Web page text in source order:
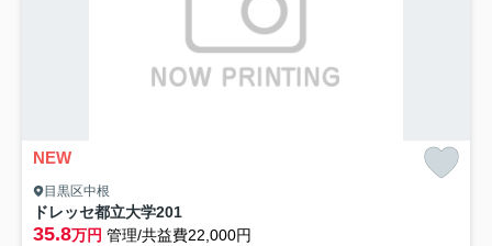
NEW
目黒区中根
ドレッセ都立大学201
35.8万円 管理/共益費22,000円